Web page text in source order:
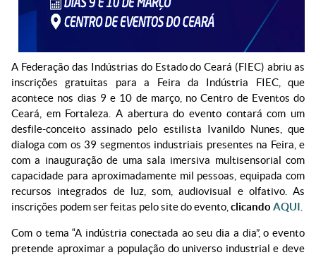
A Federação das Indústrias do Estado do Ceará (FIEC) abriu as
inscrições gratuitas para a Feira da Indústria FIEC, que
acontece nos dias 9 e 10 de março, no Centro de Eventos do
Ceará, em Fortaleza. A abertura do evento contará com um
desfile-conceito assinado pelo estilista Ivanildo Nunes, que
dialoga com os 39 segmentos industriais presentes na Feira, e
com a inauguração de uma sala imersiva multisensorial com
capacidade para aproximadamente mil pessoas, equipada com
recursos integrados de luz, som, audiovisual e olfativo. As
inscrições podem ser feitas pelo site do evento, clicando AQUI
Com o tema “A indústria conectada ao seu dia a dia”, o evento
pretende aproximar a população do universo industrial e deve